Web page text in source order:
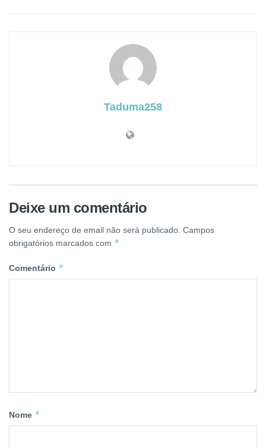
Taduma258
Deixe um comentário
O seu endereço de email não será publicado. Campos
obrigatórios marcados com *
Comentário *
Nome *